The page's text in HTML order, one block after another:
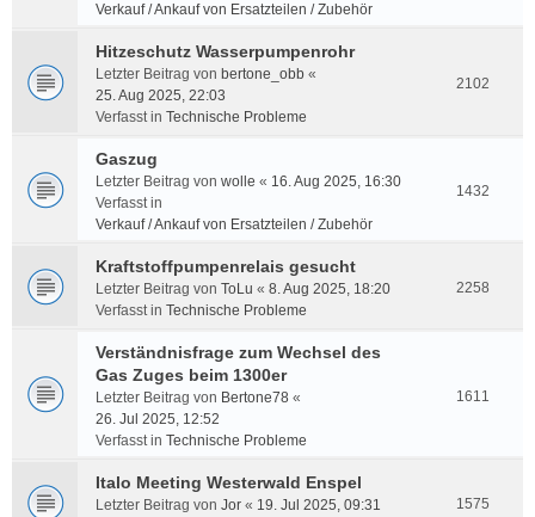
Verkauf / Ankauf von Ersatzteilen / Zubehör
Hitzeschutz Wasserpumpenrohr
Letzter Beitrag von bertone_obb «
25. Aug 2025, 22:03
Verfasst in Technische Probleme
2102
Gaszug
Letzter Beitrag von wolle « 16. Aug 2025, 16:30
Verfasst in
Verkauf / Ankauf von Ersatzteilen / Zubehör
1432
Kraftstoffpumpenrelais gesucht
Letzter Beitrag von ToLu « 8. Aug 2025, 18:20
Verfasst in Technische Probleme
2258
Verständnisfrage zum Wechsel des
Gas Zuges beim 1300er
Letzter Beitrag von Bertone78 «
26. Jul 2025, 12:52
Verfasst in Technische Probleme
1611
Italo Meeting Westerwald Enspel
Letzter Beitrag von Jor « 19. Jul 2025, 09:31
1575